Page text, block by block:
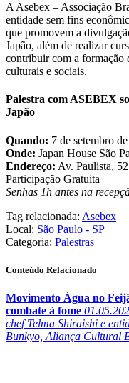
A Asebex – Associação
entidade sem fins
que promovem a
Japão, além de realizar
contribuir com a formação
culturais e sociais.
Palestra com ASEBEX
Japão
Quando: 7 de setembro
Onde: Japan House São
Endereço: Av. Paulista,
Participação Gratuita
Senhas 1h antes na
Tag relacionada: Asebex
Local: São Paulo - SP
Categoria: Palestras
Conteúdo Relacionado
Movimento Água no
combate à fome
chef Telma Shiraishi e
Bunkyo, Aliança Cultural